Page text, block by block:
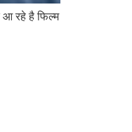
आ रहे है फिल्म